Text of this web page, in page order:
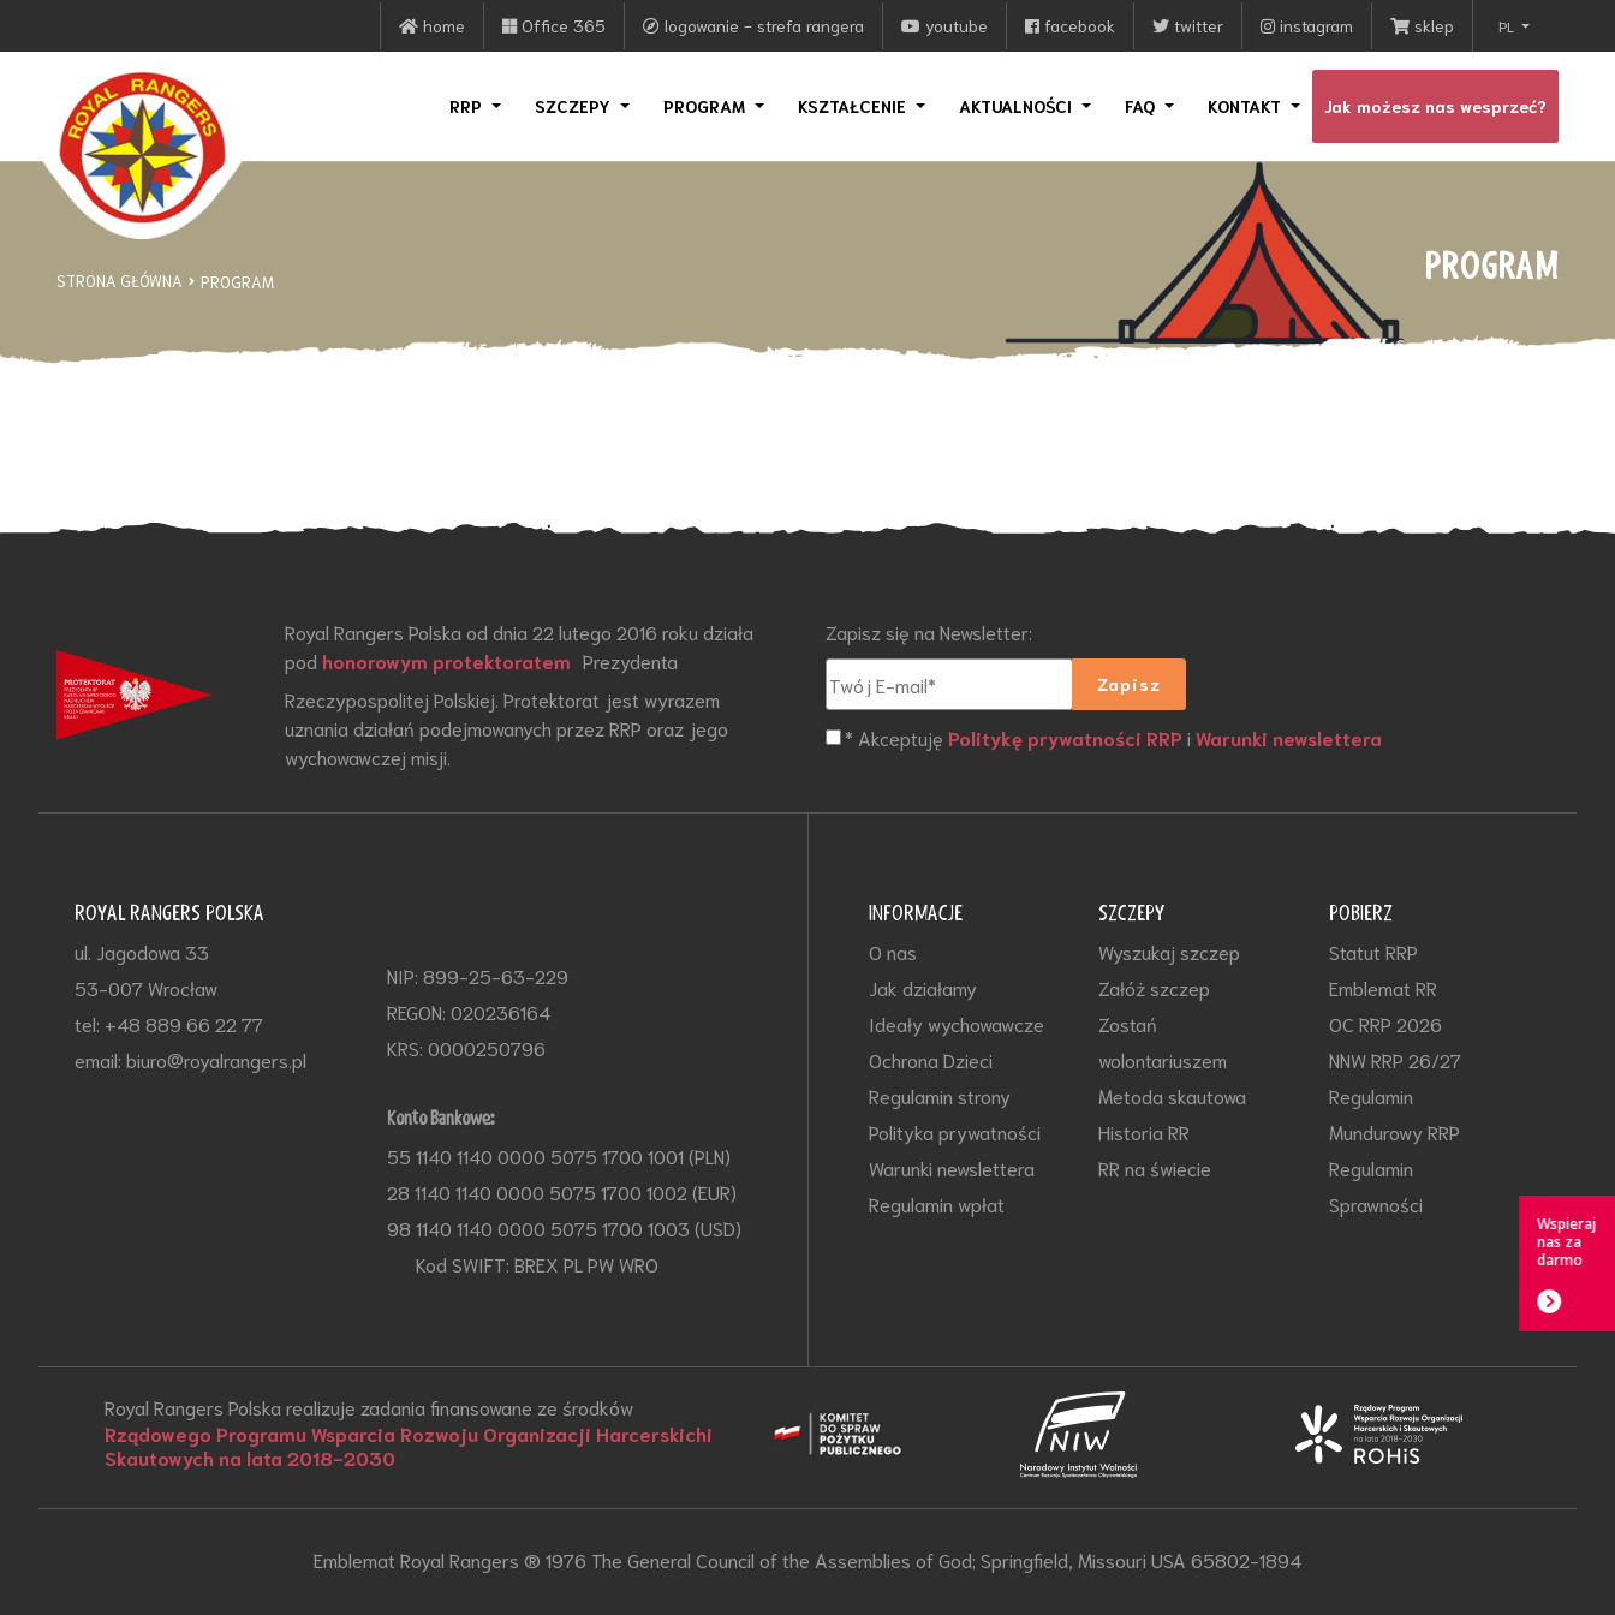
home Office 365 logowanie - strefa rangera youtube facebook twitter instagram sklep PL
RRP SZCZEPY PROGRAM KSZTAŁCENIE AKTUALNOŚCI FAQ KONTAKT Jak możesz nas wesprzeć?
STRONA GŁÓWNA PROGRAM PROGRAM
Royal Rangers Polska od dnia 22 lutego 2016 roku działa
pod honorowym protektoratem Prezydenta
Rzeczypospolitej Polskiej. Protektorat jest wyrazem
uznania działań podejmowanych przez RRP oraz jego
wychowawczej misji.
Zapisz się na Newsletter:
* AkceptujęPolitykę prywatności RRP iWarunki newslettera
ROYAL RANGERS POLSKA
ul. Jagodowa 33
53-007 Wrocław
tel: +48 889 66 22 77
email: biuro@royalrangers.pl
NIP: 899-25-63-229
REGON: 020236164
KRS: 0000250796
Konto Bankowe:
55 1140 1140 0000 5075 1700 1001 (PLN)
28 1140 1140 0000 5075 1700 1002 (EUR)
98 1140 1140 0000 5075 1700 1003 (USD)
Kod SWIFT: BREX PL PW WRO
INFORMACJE
O nas
Jak działamy
Ideały wychowawcze
Ochrona Dzieci
Regulamin strony
Polityka prywatności
Warunki newslettera
Regulamin wpłat
SZCZEPY
Wyszukaj szczep
Załóż szczep
Zostań
wolontariuszem
Metoda skautowa
Historia RR
RR na świecie
POBIERZ
Statut RRP
Emblemat RR
OC RRP 2026
NNW RRP 26/27
Regulamin
Mundurowy RRP
Regulamin
Sprawności
Royal Rangers Polska realizuje zadania finansowane ze środków
Rządowego Programu Wsparcia Rozwoju Organizacji Harcerskichi
Skautowych na lata 2018-2030
Emblemat Royal Rangers ® 1976 The General Council of the Assemblies of God; Springfield, Missouri USA 65802-1894
Wspieraj
nas za
darmo